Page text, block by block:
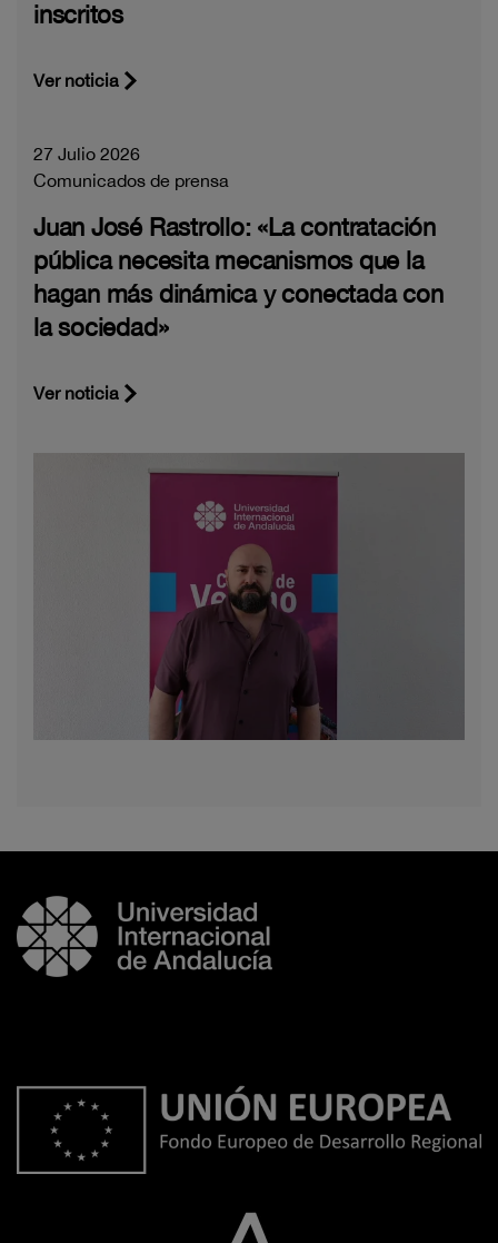
inscritos
Ver noticia
27 Julio 2026
Comunicados de prensa
Juan José Rastrollo: «La contratación
pública necesita mecanismos que la
hagan más dinámica y conectada con
la sociedad»
Ver noticia